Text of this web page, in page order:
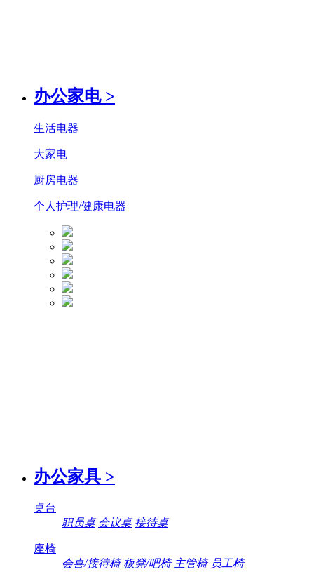
办公家电 >
生活电器
大家电
厨房电器
个人护理/健康电器
办公家具 >
桌台
职员桌 会议桌 接待桌
座椅
会喜/接待椅 板凳/吧椅 主管椅 员工椅